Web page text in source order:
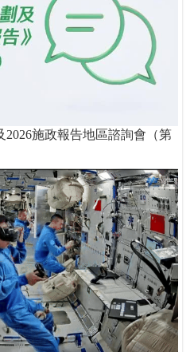
2026施政報告地區諮詢會（第